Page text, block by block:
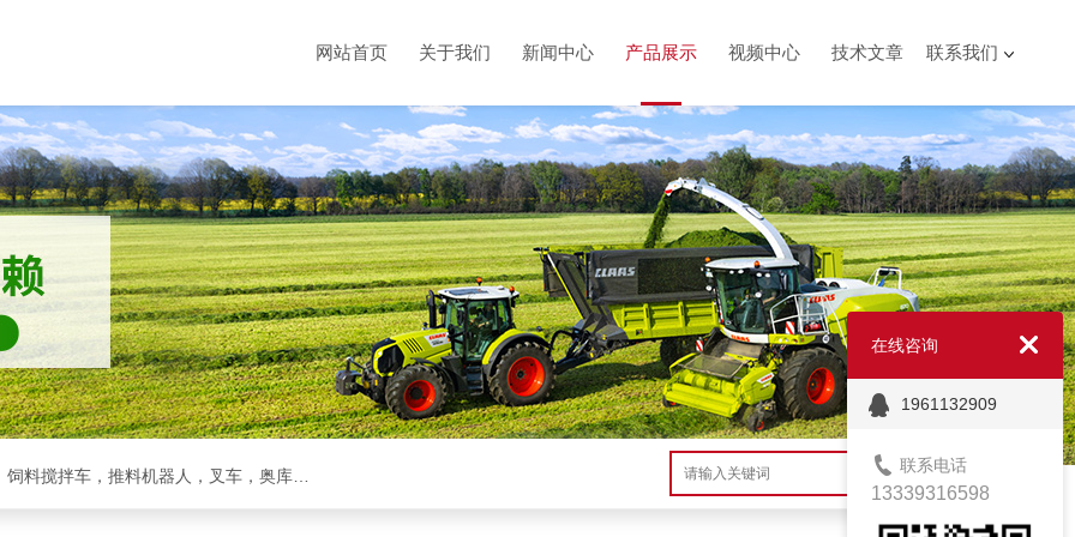
网站首页 关于我们 新闻中心 产品展示 视频中心 技术文章 联系我们
克拉斯全系，收割机，青储机，拖拉机，方包裹包机，饲料搅拌车，推料机器人，叉车，奥库裹包机 搜索
在线咨询
1961132909
联系电话
13339316598